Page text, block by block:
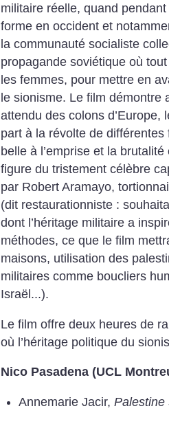
militaire réelle, quand
forme en occident et
la communauté socialiste
propagande soviétique où
les femmes, pour mettre en
le sionisme. Le film démontre
attendu des colons
part à la révolte de
belle à l’emprise et la
figure du tristement célèbre
par Robert Aramayo,
(dit restaurationniste :
dont l’héritage militaire a
méthodes, ce que le film
maisons, utilisation des
militaires comme boucliers
Israël...).
Le film offre deux heures de
où l’héritage politique du
Nico Pasadena (UCL
Annemarie Jacir,Palestine